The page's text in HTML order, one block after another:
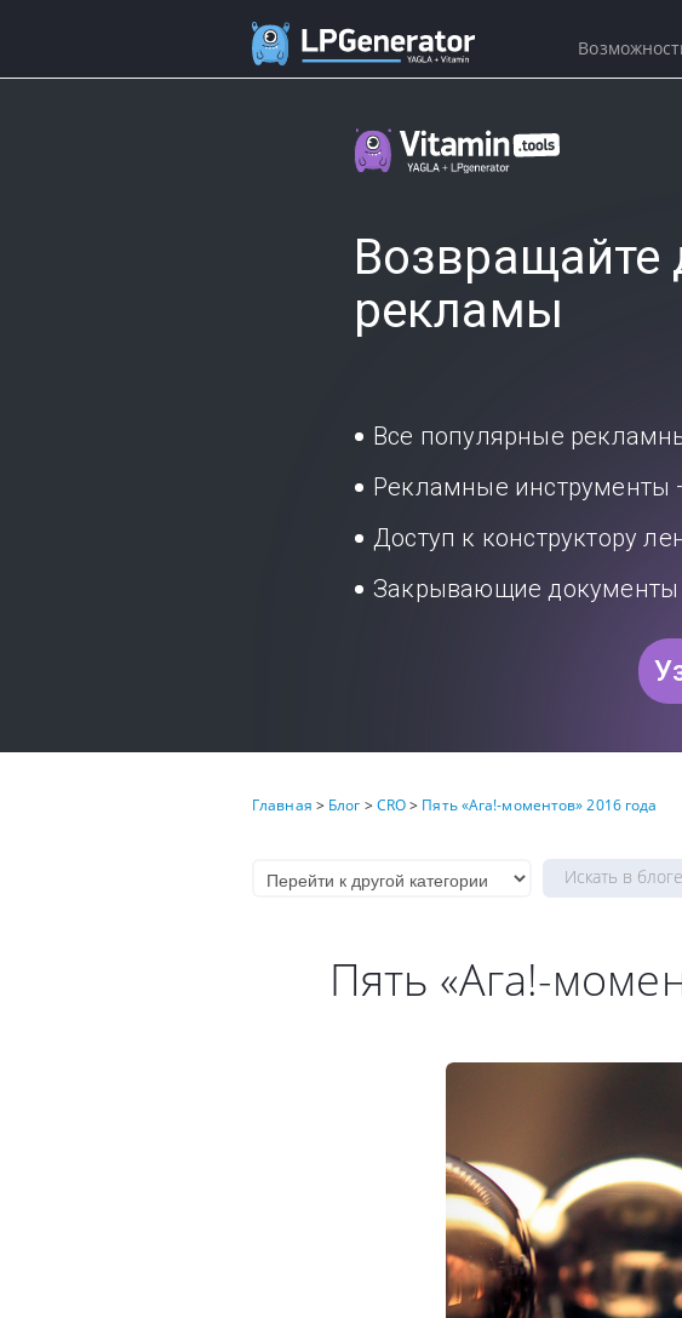
Возвращайте
рекламы
Все популярные
Рекламные инструменты
Доступ к конструктору
Закрывающие документы
Главная > Блог >CRO> Пять «Ага!-моментов» 2016 года
Пять «Ага!-